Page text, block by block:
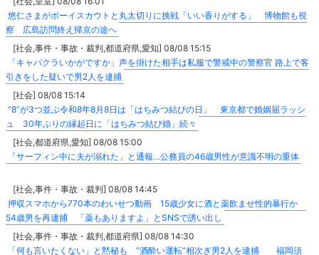
悠仁さまがボーイスカウトと丸太切りに挑戦「いい香りがする」 博物館も視
察 広島訪問終え帰京の途へ
[社会,事件・事故・裁判,都道府県,愛知] 08/08 15:15
「キャバクラいかがですか」声を掛けた相手は私服で警戒中の警察官 路上で客
引きをした疑いで男2人を逮捕
[社会] 08/08 15:14
“8”が3つ並ぶ令和8年8月8日は「はちみつ結びの日」 東京都で婚姻届ラッシ
ュ 30年ぶりの縁起日に「はちみつ結び婚」続々
[社会,都道府県,愛知] 08/08 15:00
「サーフィン中に夫が溺れた」と通報…公務員の46歳男性が意識不明の重体
[社会,事件・事故・裁判] 08/08 14:45
押収スマホから770本のわいせつ動画 15歳少女に酒と薬飲ませ性的暴行か
54歳男を再逮捕 「薬もありますよ」とSNSで誘い出し
[社会,事件・事故・裁判,都道府県] 08/08 14:30
「何も言いたくない」と黙秘も “酒酔い運転”相次ぎ男2人を逮捕 福岡須